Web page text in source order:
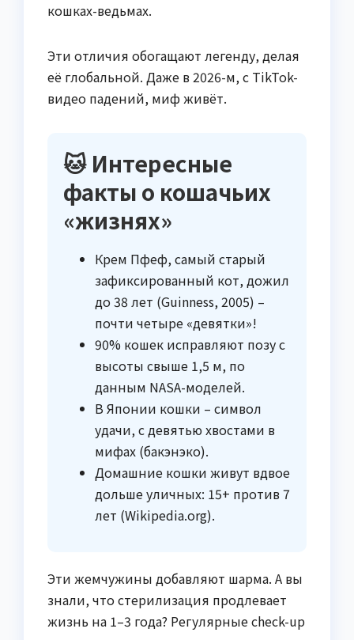
кошках-ведьмах.
Эти отличия обогащают легенду, делая
её глобальной. Даже в 2026-м, с TikTok-
видео падений, миф живёт.
🐱 Интересные
факты о кошачьих
«жизнях»
Крем Пфеф, самый старый
зафиксированный кот, дожил
до 38 лет (Guinness, 2005) –
почти четыре «девятки»!
90% кошек исправляют позу с
высоты свыше 1,5 м, по
данным NASA-моделей.
В Японии кошки – символ
удачи, с девятью хвостами в
мифах (бакэнэко).
Домашние кошки живут вдвое
дольше уличных: 15+ против 7
лет (Wikipedia.org).
Эти жемчужины добавляют шарма. А вы
знали, что стерилизация продлевает
жизнь на 1–3 года? Регулярные check-up